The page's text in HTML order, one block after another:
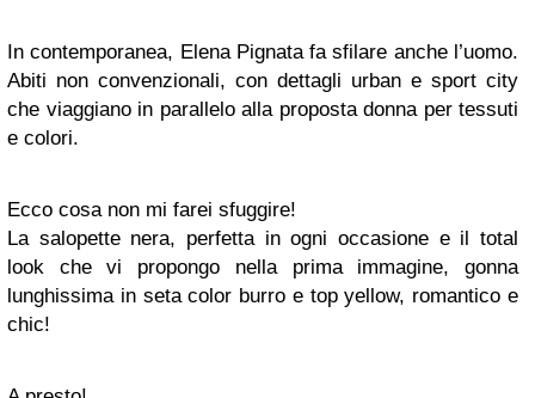
In contemporanea, Elena Pignata fa sfilare anche l’uomo.
Abiti non convenzionali, con dettagli urban e sport city
che viaggiano in parallelo alla proposta donna per tessuti
e colori.
Ecco cosa non mi farei sfuggire!
La salopette nera, perfetta in ogni occasione e il total
look che vi propongo nella prima immagine, gonna
lunghissima in seta color burro e top yellow, romantico e
chic!